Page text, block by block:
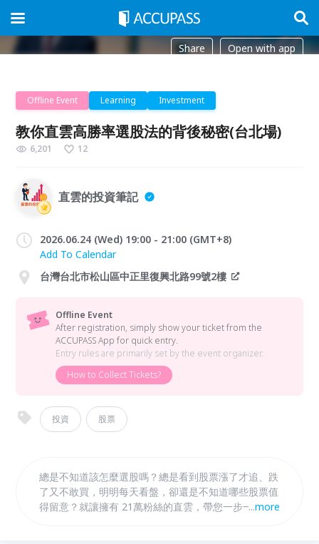
Share Open with app
Offline Event Learning Investment
教你直雲高勝率選股法的背後秘密(台北場)
6,201 12
直雲的投資筆記
2026.06.24 (Wed) 19:00 - 21:00 (GMT+8)
Add To Calendar
台灣台北市松山區中正里復興北路99號2樓
Offline Event
After registration, simply show your ticket from the
ACCUPASS App for quick entry.
Entry rules are primarily set by the event organizer.
How to Collect Tickets?
投資 股票
總是不知道該怎麼選股嗎？總是看到股票漲了才追、跌
了又不敢買，明明每天看盤，卻還是不知道哪些股票值
得留意？就讓擁有 21萬粉絲的直雲，帶您一步一步建
...more